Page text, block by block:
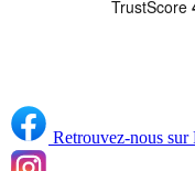
Retrouvez-nous sur